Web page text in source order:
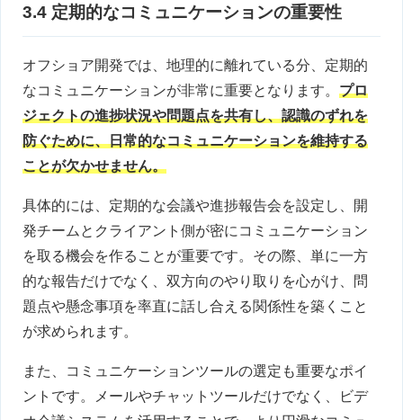
3.4 定期的なコミュニケーションの重要性
オフショア開発では、地理的に離れている分、定期的
なコミュニケーションが非常に重要となります。 プロ
ジェクトの進捗状況や問題点を共有し、認識のずれを
防ぐために、日常的なコミュニケーションを維持する
ことが欠かせません。
具体的には、定期的な会議や進捗報告会を設定し、開
発チームとクライアント側が密にコミュニケーション
を取る機会を作ることが重要です。その際、単に一方
的な報告だけでなく、双方向のやり取りを心がけ、問
題点や懸念事項を率直に話し合える関係性を築くこと
が求められます。
また、コミュニケーションツールの選定も重要なポイ
ントです。メールやチャットツールだけでなく、ビデ